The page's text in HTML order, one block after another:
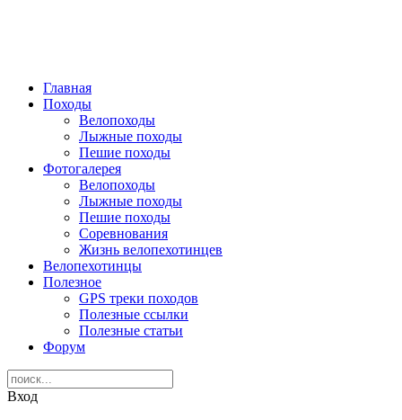
Главная
Походы
Велопоходы
Лыжные походы
Пешие походы
Фотогалерея
Велопоходы
Лыжные походы
Пешие походы
Соревнования
Жизнь велопехотинцев
Велопехотинцы
Полезное
GPS треки походов
Полезные ссылки
Полезные статьи
Форум
Вход